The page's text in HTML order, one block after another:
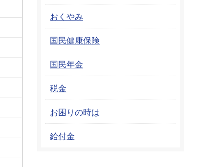
おくやみ
国民健康保険
国民年金
税金
お困りの時は
給付金